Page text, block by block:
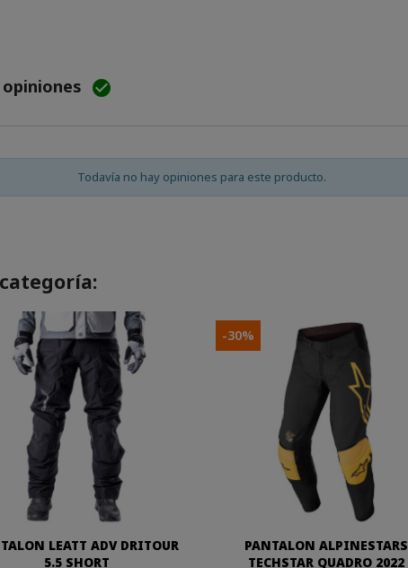

Todavía no hay opiniones para este producto.
LEATT ADV DRITOUR
5.5 SHORT
PANTALON ALPINESTARS
TECHSTAR QUADRO 2022
-30%